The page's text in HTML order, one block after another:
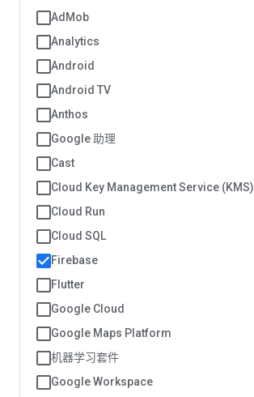
AdMob
Analytics
Android
Android TV
Anthos
Google 助理
Cast
Cloud Key Management Service (KMS)
Cloud Run
Cloud SQL
Firebase
Flutter
Google Cloud
Google Maps Platform
机器学习套件
Google Workspace